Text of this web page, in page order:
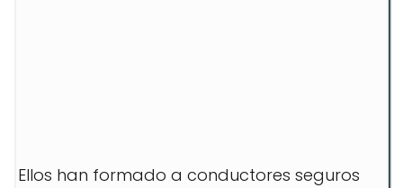
Ellos han formado a conductores seguros